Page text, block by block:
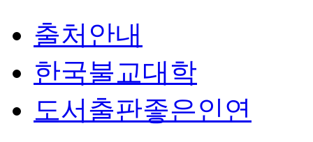
출처안내
한국불교대학
도서출판좋은인연